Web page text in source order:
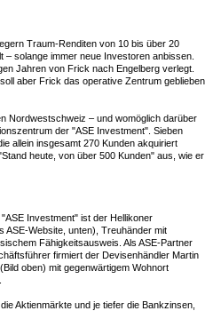
Traum-Renditen von 10 bis über 20
solange immer neue Investoren anbissen.
Jahren von Frick nach Engelberg verlegt.
aber Frick das operative Zentrum geblieben
Nordwestschweiz – und womöglich darüber
der "ASE Investment". Sieben
allein insgesamt 270 Kunden akquiriert
heute, von über 500 Kunden" aus, wie er
Investment" ist der Hellikoner
ASE-Website, unten), Treuhänder mit
Fähigkeitsausweis. Als ASE-Partner
firmiert der Devisenhändler Martin
oben) mit gegenwärtigem Wohnort
Aktienmärkte und je tiefer die Bankzinsen,